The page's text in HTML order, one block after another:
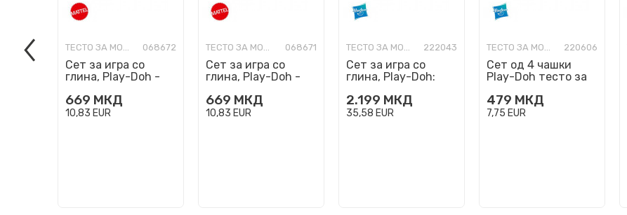
ТЕСТО ЗА МОДЕЛИРАЊЕ 068672
Сет за игра со
глина, Play-Doh -
669 МКД
10,83 EUR
ТЕСТО ЗА МОДЕЛИРАЊЕ 068671
Сет за игра со
глина, Play-Doh -
669 МКД
10,83 EUR
ТЕСТО ЗА МОДЕЛИРАЊЕ 222043
Сет за игра со
глина, Play-Doh:
Colors Dino
2.199 МКД
35,58 EUR
ТЕСТО ЗА МОДЕЛИРАЊЕ 220606
Сет од 4 чашки
Play-Doh тесто за
Vibrant
479 МКД
7,75 EUR